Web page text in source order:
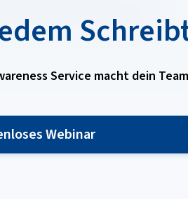
Service macht dein
Webinar